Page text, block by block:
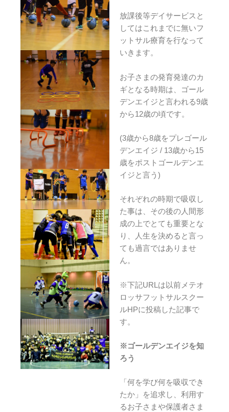
放課後等デイサービスと
してはこれまでに無いフ
ットサル療育を行なって
いきます。
お子さまの発育発達のカ
ギとなる時期は、ゴール
デンエイジと言われる9歳
から12歳の頃です。
(3歳から8歳をプレゴール
デンエイジ / 13歳から15
歳をポストゴールデンエ
イジと言う)
それぞれの時期で吸収し
た事は、その後の人間形
成の上でとても重要とな
り、人生を決めると言っ
ても過言ではありませ
ん。
※下記URLは以前メテオ
ロッサフットサルスクー
ルHPに投稿した記事で
す。
※ゴールデンエイジを知
ろう
「何を学び何を吸収でき
たか」を追求し、利用す
るお子さまや保護者さま